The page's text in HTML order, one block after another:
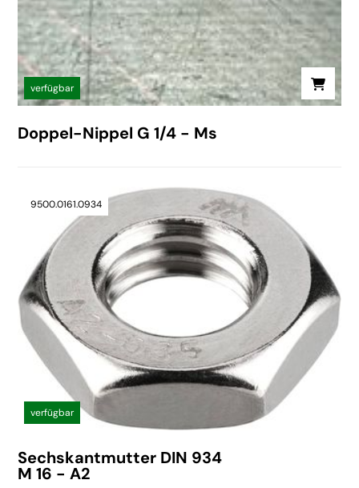
verfügbar
Doppel-Nippel G 1/4 - Ms
9500.0161.0934
verfügbar
Sechskantmutter DIN 934
M 16 - A2